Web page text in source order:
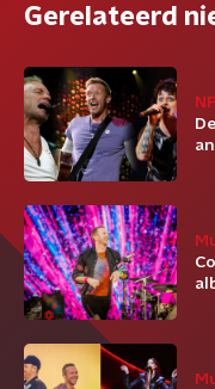
Gerelateerd